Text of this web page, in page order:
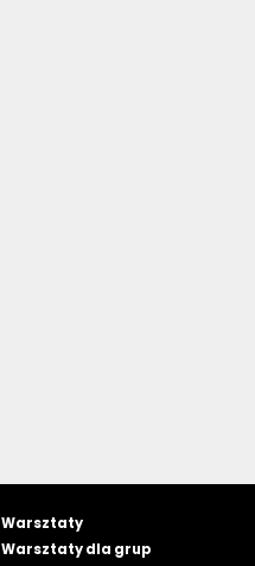
Warsztaty
Warsztaty dla grup